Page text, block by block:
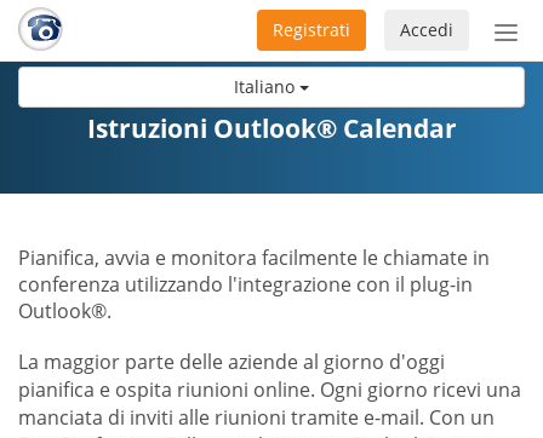
Italiano
Accedi
Registrati
Istruzioni Outlook® Calendar
Pianifica, avvia e monitora facilmente le chiamate in
conferenza utilizzando l'integrazione con il plug-in
Outlook®.
La maggior parte delle aziende al giorno d'oggi
pianifica e ospita riunioni online. Ogni giorno ricevi una
manciata di inviti alle riunioni tramite e-mail. Con un